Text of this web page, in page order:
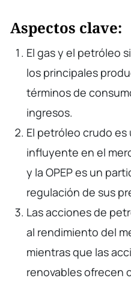
Aspectos clave:
El gas y el petróleo
los principales
términos de
ingresos.
El petróleo crudo es
influyente en el
y la OPEP es un
regulación de sus
Las acciones de
al rendimiento del
mientras que las
renovables ofrecen